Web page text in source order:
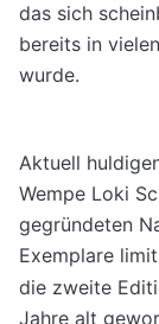
das sich
bereits in
wurde.
Aktuell
Wempe Loki
gegründeten
Exemplare
die zweite
Jahre alt